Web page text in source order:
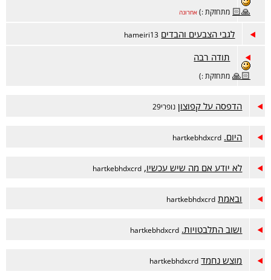
🙏🏻 מתחזקת :) אחרונה
לגבי הצבעים והבדים hameiri13
תודה רבה
🙏🏻 מתחזקת :)
הדפסה על קפוצון נופרי29
היום. hartkebhdxcrd
לא יודע אם מה שיש עכשיו, hartkebhdxcrd
ובאמת hartkebhdxcrd
ושוב התלבטויות. hartkebhdxcrd
מוצש נחמד hartkebhdxcrd